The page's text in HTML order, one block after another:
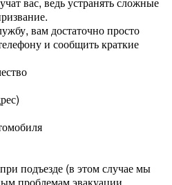
вам достаточно просто
и сообщить краткие
подъезде (в этом случае мы